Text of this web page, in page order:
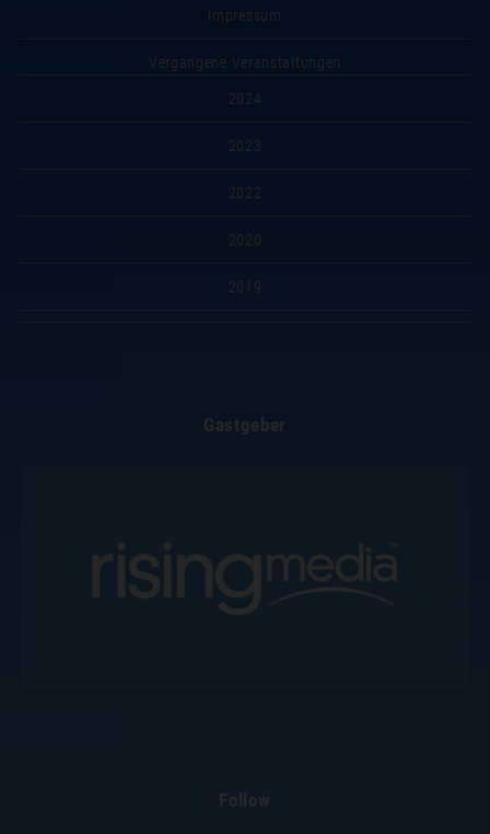
Impressum
Vergangene Veranstaltungen
2024
2023
2022
2020
2019
Gastgeber
Follow